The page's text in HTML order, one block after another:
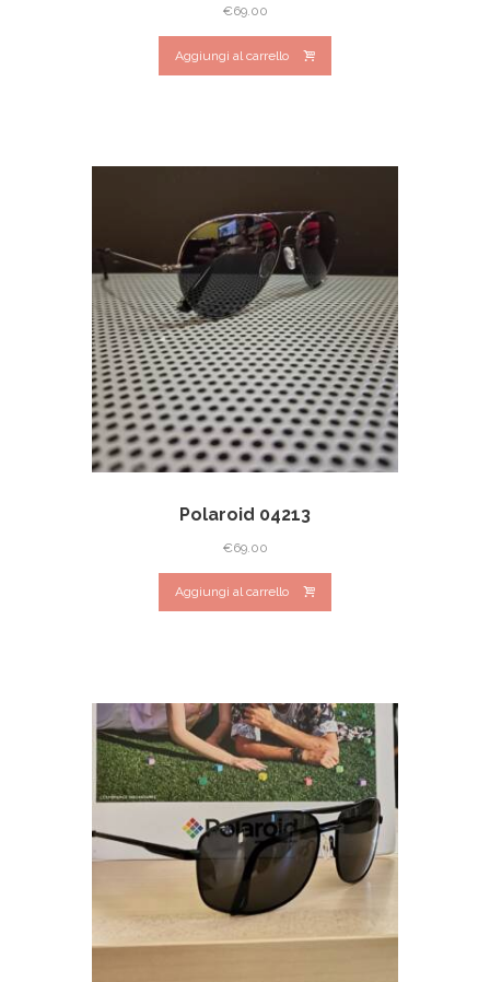
€69.00
Aggiungi al carrello
Polaroid 04213
€69.00
Aggiungi al carrello